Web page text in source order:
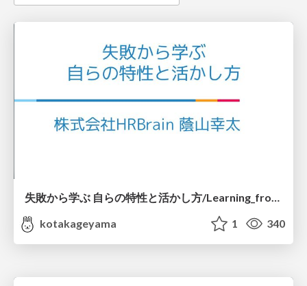
失敗から学ぶ 自らの特性と活かし方/Learning_from_Failure
kotakageyama
1 340